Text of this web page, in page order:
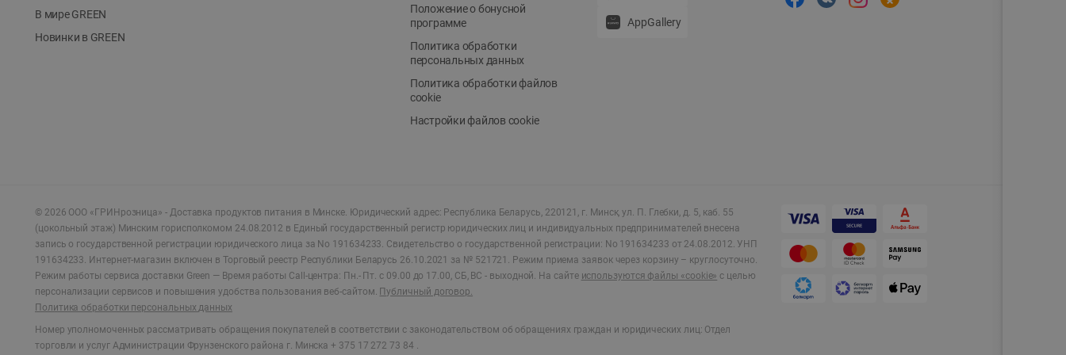
В мире GREEN
Новинки в GREEN
Положение о бонусной
программе
Политика обработки
персональных данных
Политика обработки файлов
cookie
Настройки файлов cookie
AppGallery
© 2026 ООО «ГРИНрозница» - Доставка продуктов питания в Минске. Юридический адрес: Республика Беларусь, 220121, г. Минск, ул. П. Глебки, д. 5, каб. 55
(цокольный этаж) Минским горисполкомом 24.08.2012 в Единый государственный регистр юридических лиц и индивидуальных предпринимателей внесена
запись о государственной регистрации юридического лица за No 191634233. Свидетельство о государственной регистрации: No 191634233 от 24.08.2012. УНП
191634233. Интернет-магазин включен в Торговый реестр Республики Беларусь 26.10.2021 за № 521721. Режим приема заявок через корзину – круглосуточно.
Режим работы сервиса доставки Green — Время работы Call-центра: Пн.- Пт. с 09.00 до 17.00, СБ, ВС - выходной. На сайте используются файлы «cookie» с целью
персонализации сервисов и повышения удобства пользования веб-сайтом. Публичный договор.
Политика обработки персональных данных
Номер уполномоченных рассматривать обращения покупателей в соответствии с законодательством об обращениях граждан и юридических лиц: Отдел
торговли и услуг Администрации Фрунзенского района г. Минска + 375 17 272 73 84 .